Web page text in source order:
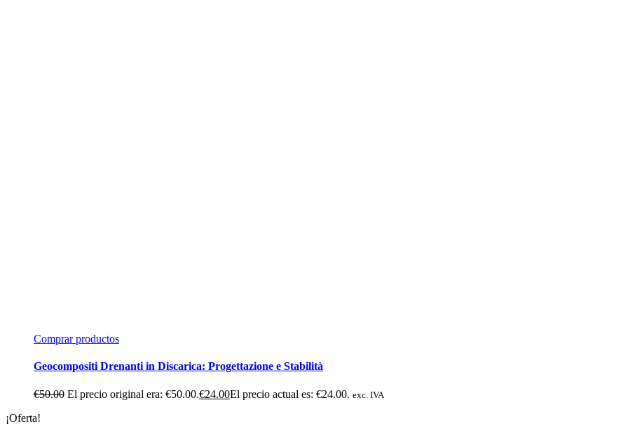
Comprar productos
Geocompositi Drenanti in Discarica: Progettazione e Stabilità
€50.00 El precio original era: €50.00.€24.00El precio actual es: €24.00. exc. IVA
¡Oferta!